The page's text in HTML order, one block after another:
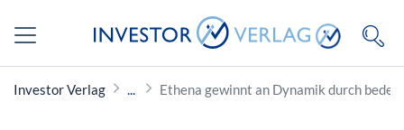
Investor Verlag Ethena gewinnt an Dynamik durch